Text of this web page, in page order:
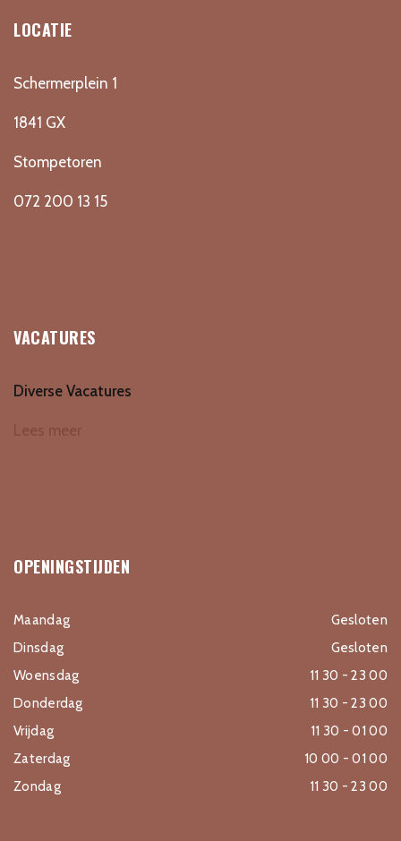
LOCATIE
Schermerplein 1
1841 GX
Stompetoren
072 200 13 15
VACATURES
Diverse Vacatures
Lees meer
OPENINGSTIJDEN
Maandag
Gesloten
Dinsdag
Gesloten
Woensdag
11 30 - 23 00
Donderdag
11 30 - 23 00
Vrijdag
11 30 - 01 00
Zaterdag
10 00 - 01 00
Zondag
11 30 - 23 00